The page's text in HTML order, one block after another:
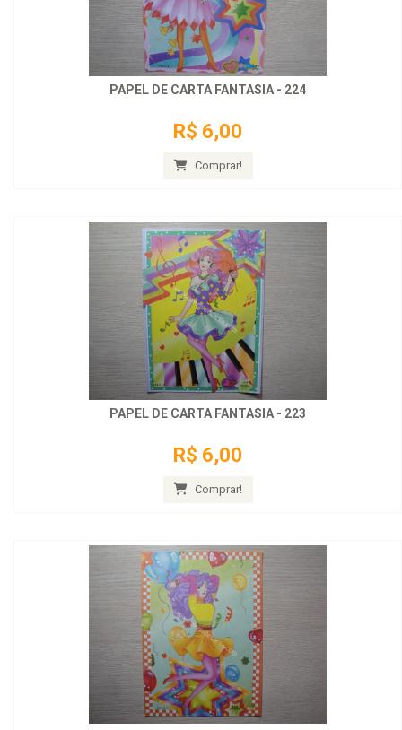
PAPEL DE CARTA FANTASIA - 224
R$ 6,00
Comprar!
PAPEL DE CARTA FANTASIA - 223
R$ 6,00
Comprar!